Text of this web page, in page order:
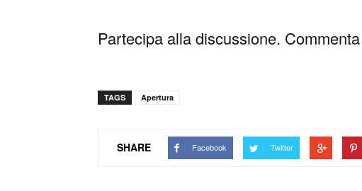
Partecipa alla discussione.
TAGS Apertura
SHARE Facebook Twitter